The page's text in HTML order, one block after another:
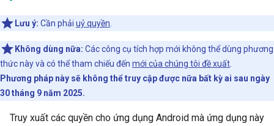
Lưu ý: Cần phải uỷ quyền
Không dùng nữa: Các công cụ tích hợp mới không thể dùng phương
thức này và có thể tham chiếu đến mới của chúng tôi đề xuất
Phương pháp này sẽ không thể truy cập được nữa bất kỳ ai sau ngày
30 tháng 9 năm 2025.
Truy xuất các quyền cho ứng dụng Android mà ứng dụng này